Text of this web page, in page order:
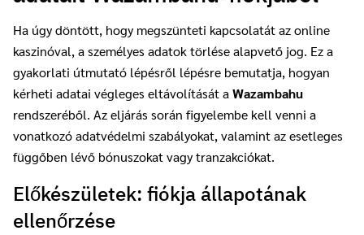
Ha úgy döntött, hogy megszünteti kapcsolatát az online
kaszinóval, a személyes adatok törlése alapvető jog. Ez a
gyakorlati útmutató lépésről lépésre bemutatja, hogyan
kérheti adatai végleges eltávolítását aWazambahu
rendszeréből. Az eljárás során figyelembe kell venni a
vonatkozó adatvédelmi szabályokat, valamint az esetleges
függőben lévő bónuszokat vagy tranzakciókat.
Előkészületek: fiókja állapotának
ellenőrzése